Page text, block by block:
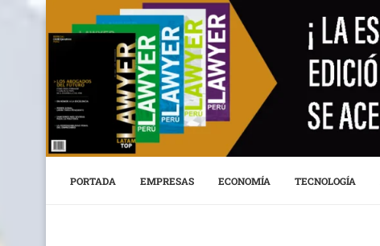
PORTADA EMPRESAS ECONOMÍA TECNOLOGÍA